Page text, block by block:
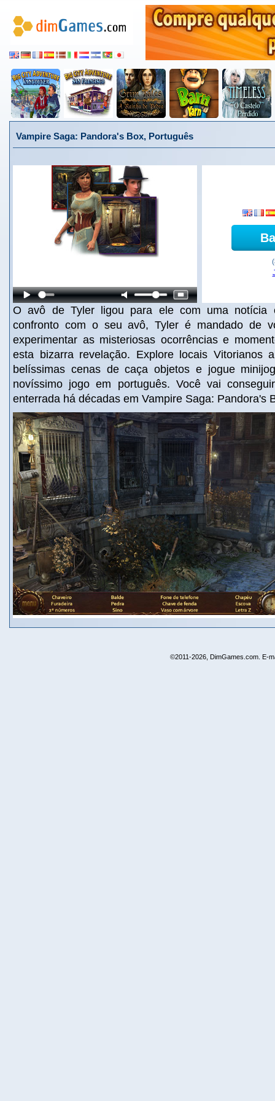
Vampire Saga: Pandora's Box, Português
O avô de Tyler ligou para ele com uma notícia
confronto com o seu avô, Tyler é mandado de
experimentar as misteriosas ocorrências e
esta bizarra revelação. Explore locais Vitorianos
belíssimas cenas de caça objetos e jogue
novíssimo jogo em português. Você vai
enterrada há décadas em Vampire Saga: Pandora's
©2011-2026, DimGames.com. E-